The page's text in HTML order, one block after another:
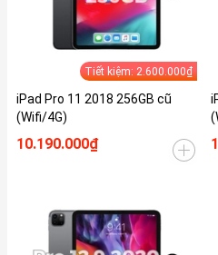
Tiết kiệm: 2.600.000₫
iPad Pro 11 2018 256GB cũ
(Wifi/4G)
10.190.000₫